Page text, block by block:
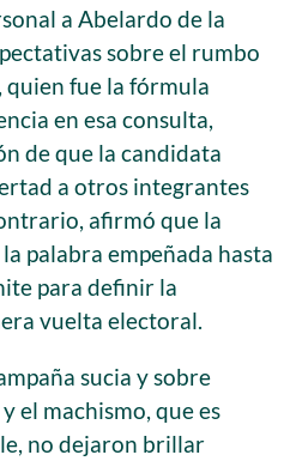
a Abelardo de la
sobre el rumbo
quien fue la fórmula
en esa consulta,
de que la candidata
a otros integrantes
afirmó que la
palabra empeñada hasta
para definir la
vuelta electoral.
sucia y sobre
el machismo, que es
no dejaron brillar